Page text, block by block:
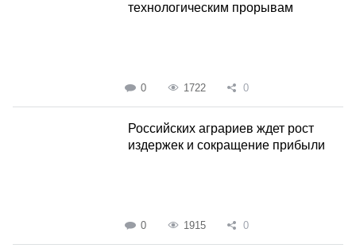
технологическим прорывам
0 1722 0
Российских аграриев ждет рост
издержек и сокращение прибыли
0 1915 0